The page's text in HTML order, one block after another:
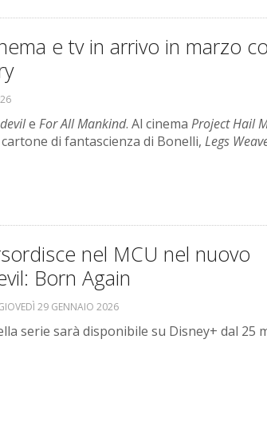
e tv in arrivo in marzo
e For All Mankind. Al cinema Project Hail
di fantascienza di Bonelli, Legs
nel MCU nel nuovo
Born Again
29 GENNAIO 2026
serie sarà disponibile su Disney+ dal 25